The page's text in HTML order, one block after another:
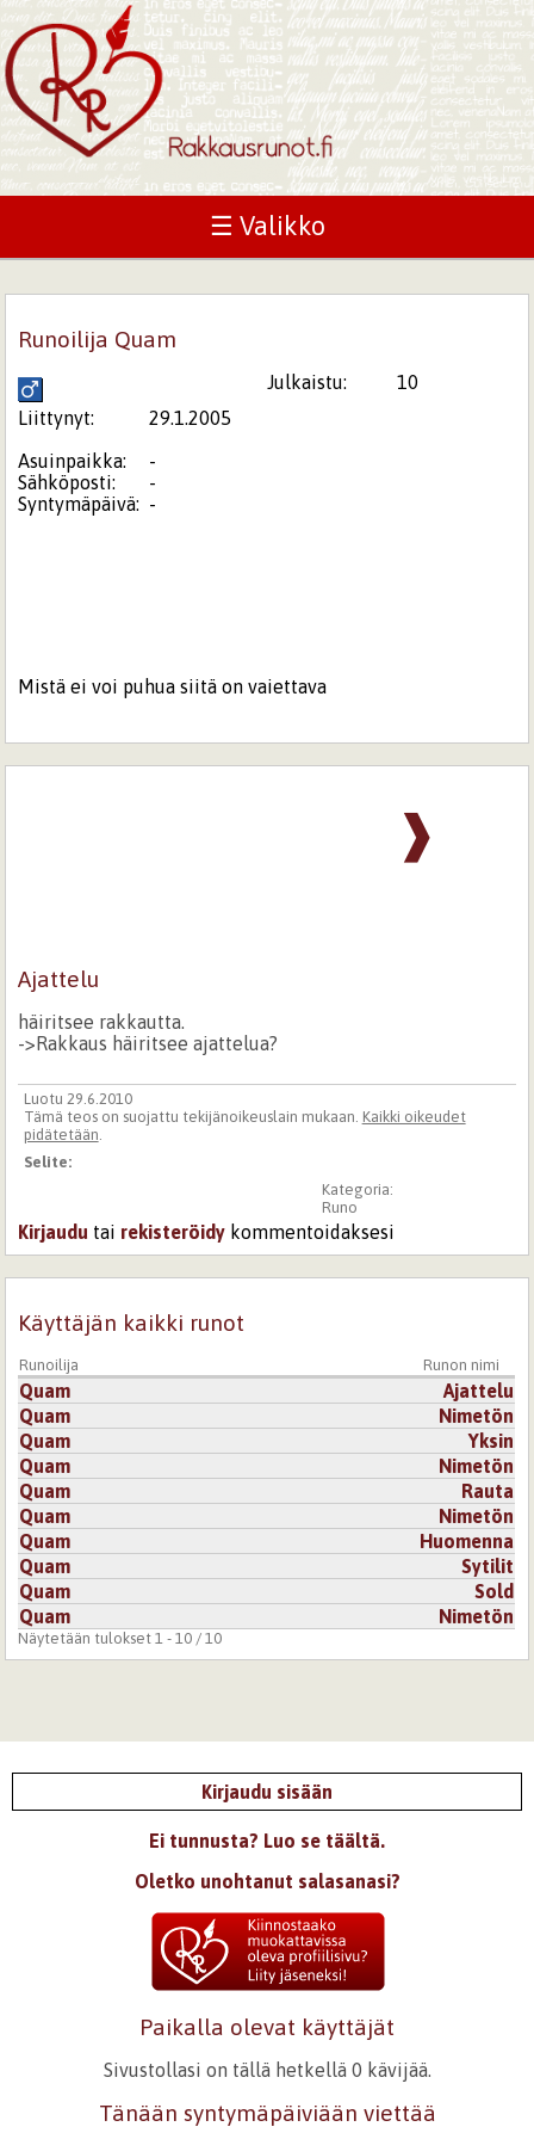
☰ Valikko
Runoilija Quam
Julkaistu:
10
Liittynyt:
29.1.2005
Asuinpaikka:
-
Sähköposti:
-
Syntymäpäivä: -
Mistä ei voi puhua siitä on vaiettava
❱
Ajattelu
häiritsee rakkautta.
->Rakkaus häiritsee ajattelua?
Luotu 29.6.2010
Tämä teos on suojattu tekijänoikeuslain mukaan. Kaikki oikeudet
pidätetään
Selite:
Kategoria:
Runo
Kirjaudu tai rekisteröidy kommentoidaksesi
Käyttäjän kaikki runot
Runoilija Runon nimi
Quam
Ajattelu
Quam
Nimetön
Quam
Yksin
Quam
Nimetön
Quam
Rauta
Quam
Nimetön
Quam
Huomenna
Quam
Sytilit
Quam
Sold
Quam
Nimetön
Näytetään tulokset 1 - 10 / 10
Kirjaudu sisään
Ei tunnusta? Luo se täältä.
Oletko unohtanut salasanasi?
Paikalla olevat käyttäjät
Sivustollasi on tällä hetkellä 0 kävijää.
Tänään syntymäpäiviään viettää